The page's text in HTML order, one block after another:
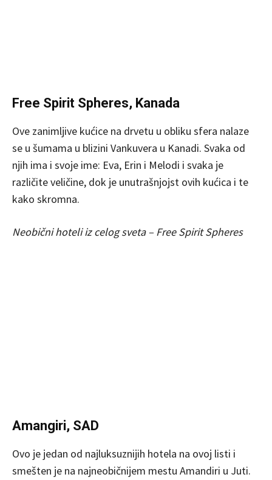
Free Spirit Spheres, Kanada
Ove zanimljive kućice na drvetu u obliku sfera nalaze
se u šumama u blizini Vankuvera u Kanadi. Svaka od
njih ima i svoje ime: Eva, Erin i Melodi i svaka je
različite veličine, dok je unutrašnjojst ovih kućica i te
kako skromna.
Neobični hoteli iz celog sveta – Free Spirit Spheres
Amangiri, SAD
Ovo je jedan od najluksuznijih hotela na ovoj listi i
smešten je na najneobičnijem mestu Amandiri u Juti.